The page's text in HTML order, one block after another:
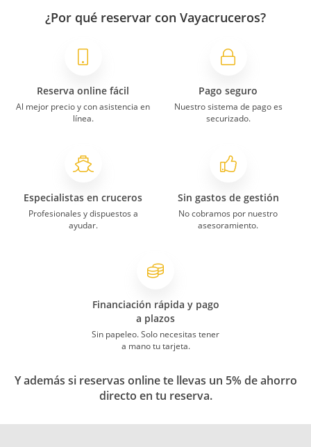
¿Por qué reservar con Vayacruceros?
Reserva online fácil
Al mejor precio y con asistencia en
línea.
Pago seguro
Nuestro sistema de pago es
securizado.
Especialistas en cruceros
Profesionales y dispuestos a
ayudar.
Sin gastos de gestión
No cobramos por nuestro
asesoramiento.
Financiación rápida y pago
a plazos
Sin papeleo. Solo necesitas tener
a mano tu tarjeta.
Y además si reservas online te llevas un 5% de ahorro
directo en tu reserva.